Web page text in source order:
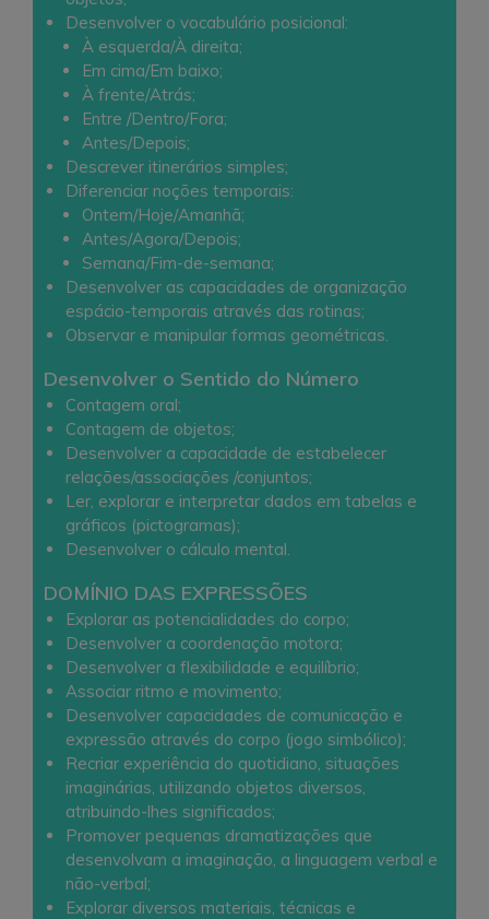
Desenvolver o vocabulário posicional:
À esquerda/À direita;
Em cima/Em baixo;
À frente/Atrás;
Entre /Dentro/Fora;
Antes/Depois;
Descrever itinerários simples;
Diferenciar noções temporais:
Ontem/Hoje/Amanhã;
Antes/Agora/Depois;
Semana/Fim-de-semana;
Desenvolver as capacidades de organização
espácio-temporais através das rotinas;
Observar e manipular formas geométricas.
Desenvolver o Sentido do Número
Contagem oral;
Contagem de objetos;
Desenvolver a capacidade de estabelecer
relações/associações /conjuntos;
Ler, explorar e interpretar dados em tabelas e
gráficos (pictogramas);
Desenvolver o cálculo mental.
DOMÍNIO DAS EXPRESSÕES
Explorar as potencialidades do corpo;
Desenvolver a coordenação motora;
Desenvolver a flexibilidade e equilíbrio;
Associar ritmo e movimento;
Desenvolver capacidades de comunicação e
expressão através do corpo (jogo simbólico);
Recriar experiência do quotidiano, situações
imaginárias, utilizando objetos diversos,
atribuindo-lhes significados;
Promover pequenas dramatizações que
desenvolvam a imaginação, a linguagem verbal e
não-verbal;
Explorar diversos materiais, técnicas e